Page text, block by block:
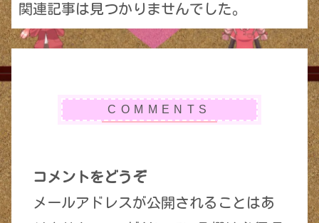
関連記事は見つかりませんでした。
コメントをどうぞ
メールアドレスが公開されることはあ